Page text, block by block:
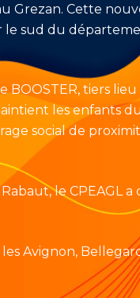
Grezan. Cette
le sud du
BOOSTER, tiers
les enfants
social de
le CPEAGL
Avignon,